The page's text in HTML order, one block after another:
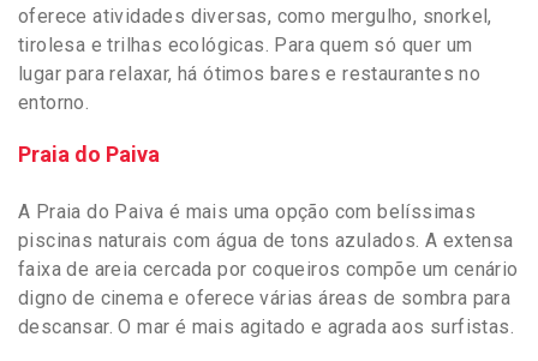
oferece atividades diversas, como mergulho, snorkel,
tirolesa e trilhas ecológicas. Para quem só quer um
lugar para relaxar, há ótimos bares e restaurantes no
entorno.
Praia do Paiva
A Praia do Paiva é mais uma opção com belíssimas
piscinas naturais com água de tons azulados. A extensa
faixa de areia cercada por coqueiros compõe um cenário
digno de cinema e oferece várias áreas de sombra para
descansar. O mar é mais agitado e agrada aos surfistas.